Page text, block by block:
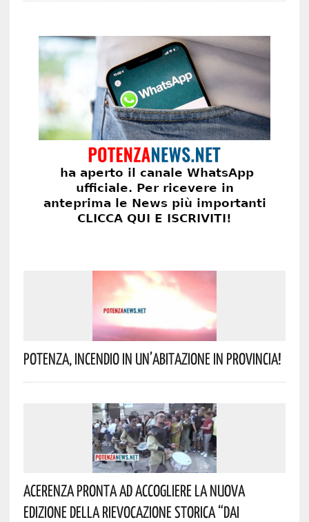
Potenza, Incendio In Un’abitazione In Provincia!
Acerenza Pronta Ad Accogliere La Nuova
Edizione Della Rievocazione Storica “Dai